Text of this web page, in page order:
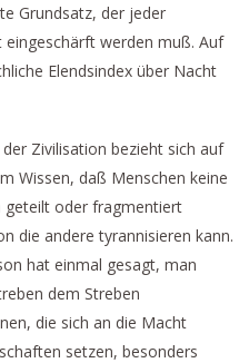
Grundsatz, der jeder
eingeschärft werden muß. Auf
Elendsindex über Nacht
Zivilisation bezieht sich auf
Wissen, daß Menschen keine
geteilt oder fragmentiert
die andere tyrannisieren kann.
hat einmal gesagt, man
dem Streben
die sich an die Macht
setzen, besonders